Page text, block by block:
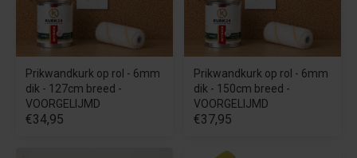
Prikwandkurk op rol - 6mm
dik - 127cm breed -
VOORGELIJMD
€34,95
Prikwandkurk op rol - 6mm
dik - 150cm breed -
VOORGELIJMD
€37,95